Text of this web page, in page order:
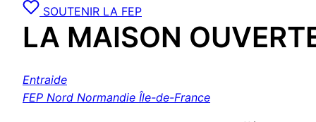
SOUTENIR LA FEP
LA MAISON
Entraide
FEP Nord Normandie Île-de-France